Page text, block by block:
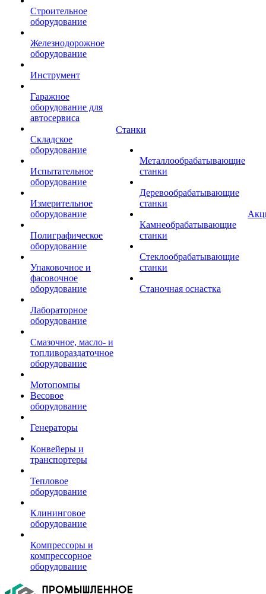
Строительное
оборудование
Железнодорожное
оборудование
Инструмент
Гаражное
оборудование для
автосервиса
Складское
оборудование
Испытательное
оборудование
Измерительное
оборудование
Полиграфическое
оборудование
Упаковочное и
фасовочное
оборудование
Лабораторное
оборудование
Смазочное, масло- и
топливораздаточное
оборудование
Мотопомпы
Весовое
оборудование
Генераторы
Конвейеры и
транспортеры
Тепловое
оборудование
Клининговое
оборудование
Компрессоры и
компрессорное
оборудование
Станки
Металлообрабатывающие
станки
Деревообрабатывающие
станки
Камнеобрабатывающие
станки
Стеклообрабатывающие
станки
Станочная оснастка